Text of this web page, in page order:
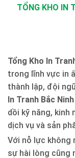
TỔNG KHO IN
Tổng Kho In
trong lĩnh vực in
thành lập, đội
In Tranh Bắc Ninh
dồi kỹ năng, kinh
dịch vụ và sản
Với nỗ lực không
sự hài lòng cũng